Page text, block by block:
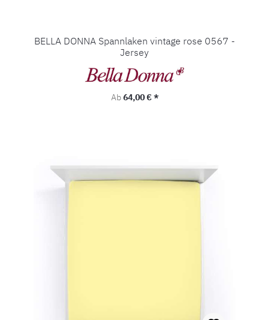
BELLA DONNA Spannlaken vintage rose 0567 -
Jersey
Regulärer Preis:
Ab64,00 € *